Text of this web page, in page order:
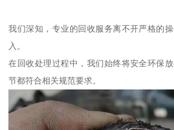
我们深知，专业的回收服务离不开严格的
入。
在回收处理过程中，我们始终将安全环保
节都符合相关规范要求。